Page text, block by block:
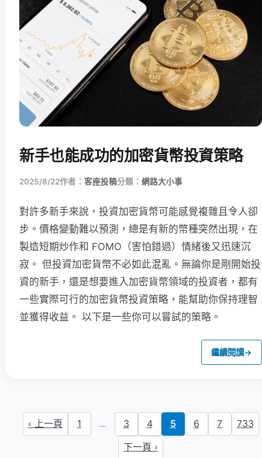
新手也能成功的加密貨幣投資策略
2025/8/22作者： 客座投稿分類： 網路大小事
對許多新手來說，投資加密貨幣可能感覺複雜且令人卻
步。價格變動難以預測，總是有新的幣種突然出現，在
製造短期炒作和 FOMO（害怕錯過）情緒後又迅速沉
寂。 但投資加密貨幣不必如此混亂。無論你是剛開始投
資的新手，還是想要進入加密貨幣領域的投資者，都有
一些實際可行的加密貨幣投資策略，能幫助你保持理智
並獲得收益。 以下是一些你可以嘗試的策略。
繼續閱讀→
‹ 上一頁 1 ... 3 4 5 6 7
733
下一頁 ›